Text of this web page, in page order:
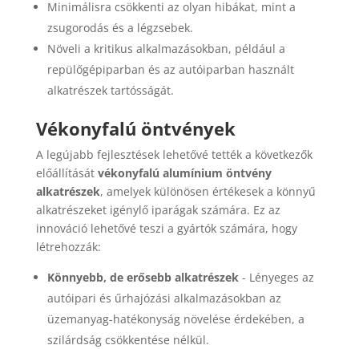
Minimálisra csökkenti az olyan hibákat, mint a
zsugorodás és a légzsebek.
Növeli a kritikus alkalmazásokban, például a
repülőgépiparban és az autóiparban használt
alkatrészek tartósságát.
Vékonyfalú öntvények
A legújabb fejlesztések lehetővé tették a következők
előállítását vékonyfalú alumínium öntvény
alkatrészek, amelyek különösen értékesek a könnyű
alkatrészeket igénylő iparágak számára. Ez az
innováció lehetővé teszi a gyártók számára, hogy
létrehozzák:
Könnyebb, de erősebb alkatrészek- Lényeges az
autóipari és űrhajózási alkalmazásokban az
üzemanyag-hatékonyság növelése érdekében, a
szilárdság csökkentése nélkül.